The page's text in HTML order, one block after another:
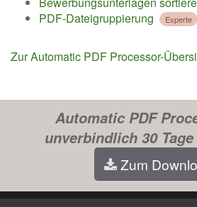
PDF-Dateigruppierung Experte
Zur Automatic PDF Processor-
Automatic PDF
unverbindlich 30
Zum